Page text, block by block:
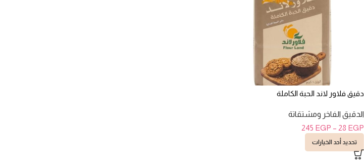
دقيق فلاور لاند الحبة الكاملة
الدقيق الفاخر ومشتقاتة
28 EGP
–
245 EGP
تحديد أحد الخيارات